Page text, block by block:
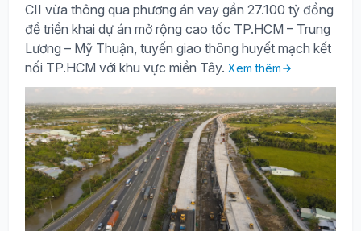
CII vừa thông qua phương án vay gần 27.100 tỷ đồng
để triển khai dự án mở rộng cao tốc TP.HCM – Trung
Lương – Mỹ Thuận, tuyến giao thông huyết mạch kết
nối TP.HCM với khu vực miền Tây. Xem thêm